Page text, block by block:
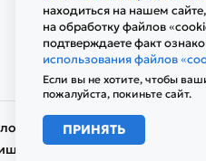
«cookie»
находиться на нашем
на обработку файлов
подтверждаете факт
использования файлов
Если вы не хотите, чтобы
пожалуйста, покиньте сайт.
ПРИНЯТЬ